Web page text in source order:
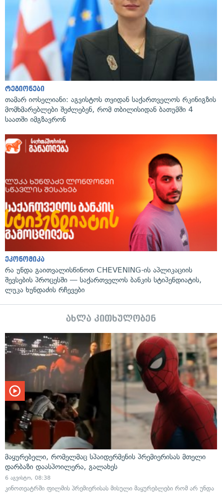
რეგიონები
თამარ იოსელიანი: აგვისტოს თვიდან საქართველოს რკინიგზის
მომხმარებლები შეძლებენ, რომ თბილისიდან ბათუმში 4
საათში იმგზავრონ
ეკონომიკა
რა უნდა გაითვალისწინოთ CHEVENING-ის აპლიკაციის
შევსების პროცესში — საქართველოს ბანკის სტიპენდიატის,
ლუკა ხუნდაძის რჩევები
ახლა კითხულობენ
მაყურებელი, რომელმაც სპაიდერმენის პრემიერისას მთელი
დარბაზი დაასპოილერა, გალახეს
6 აგვისტო, 08:38
კინოთეატრში ფილმის პრემიერისას მისული მაყურებლები რომ არ უნდა